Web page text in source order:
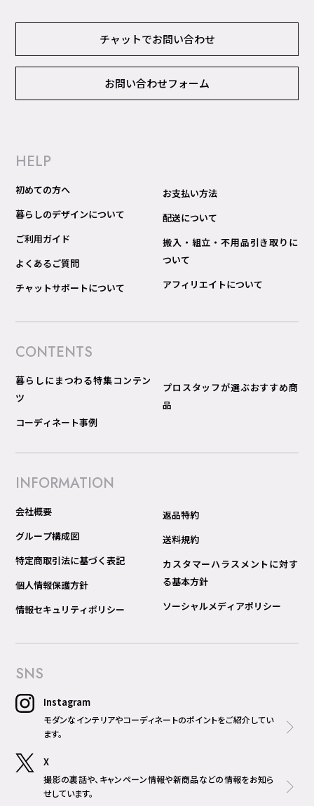
チャットでお問い合わせ
お問い合わせフォーム
HELP
初めての方へ
暮らしのデザインについて
ご利用ガイド
よくあるご質問
チャットサポートについて
お支払い方法
配送について
搬入・組立・不用品引き取りに
ついて
アフィリエイトについて
CONTENTS
暮らしにまつわる特集コンテン
ツ
コーディネート事例
プロスタッフが選ぶおすすめ商
品
INFORMATION
会社概要
グループ構成図
特定商取引法に基づく表記
個人情報保護方針
情報セキュリティポリシー
返品特約
送料規約
カスタマーハラスメントに対す
る基本方針
ソーシャルメディアポリシー
SNS
Instagram
モダンなインテリアやコーディネートのポイントをご紹介してい
ます。
X
撮影の裏話や、キャンペーン情報や新商品などの情報をお知ら
せしています。